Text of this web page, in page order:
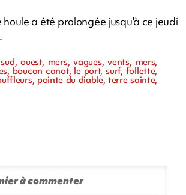
a été prolongée jusqu'à ce jeudi
ouest, mers, vagues, vents, mers,
boucan canot, le port, surf, follette,
pointe du diable, terre sainte,